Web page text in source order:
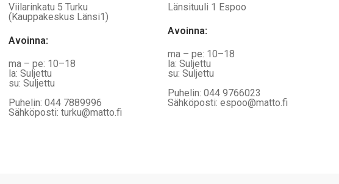
Viilarinkatu 5 Turku
(Kauppakeskus Länsi1)
Avoinna:
ma – pe: 10–18
la: Suljettu
su: Suljettu
Puhelin: 044 7889996
Sähköposti: turku@matto.fi
Länsituuli 1 Espoo
Avoinna:
ma – pe: 10–18
la: Suljettu
su: Suljettu
Puhelin: 044 9766023
Sähköposti: espoo@matto.fi